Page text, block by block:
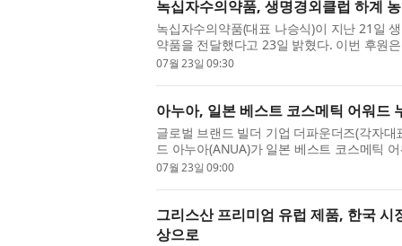
녹십자수의약품, 생명경외클럽 하계
녹십자수의약품(대표 나승식)이 지난 21일
약품을 전달했다고 23일 밝혔다. 이번 후원
청남도 홍성군 결성면에서 진행하는 ...
07월 23일 09:30
아누아, 일본 베스트 코스메틱 어워드
글로벌 브랜드 빌더 기업 더파운더즈(각자
드 아누아(ANUA)가 일본 베스트 코스메틱
시장 내 인기를 입증했다. 이번 성과는...
07월 23일 09:00
그리스산 프리미엄 유럽 제품, 한국
상으로